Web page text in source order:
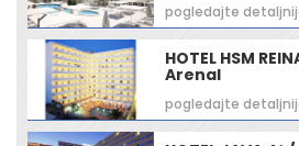
pogledajte
HOTEL HSM
Arenal
pogledajte